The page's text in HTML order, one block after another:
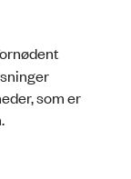
som er